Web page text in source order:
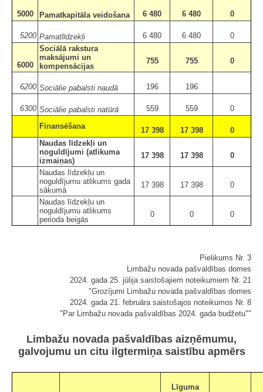
5000 Pamatkapitāla veidošana 6 480 6 480 0
5200 Pamatlīdzekļi 6 480 6 480 0
6000
Sociālā rakstura
maksājumi un
kompensācijas
755 755 0
6200 Sociālie pabalsti naudā 196 196
6300 Sociālie pabalsti natūrā 559 559
0
Finansēšana
17 398 17 398
0
Naudas līdzekļi un
noguldījumi (atlikuma
izmaiņas)
17 398 17 398
0
Naudas līdzekļu un
noguldījumu atlikums gada
sākumā
17 398 17 398
0
Naudas līdzekļu un
noguldījumu atlikums
perioda beigās
0 0 0
Pielikums Nr. 3
Limbažu novada pašvaldības domes
2024. gada 25. jūlija saistošajiem noteikumiem Nr. 21
"Grozījumi Limbažu novada pašvaldības domes
2024. gada 21. februāra saistošajos noteikumos Nr. 8
"Par Limbažu novada pašvaldības 2024. gada budžetu""
Limbažu novada pašvaldības aizņēmumu,
galvojumu un citu ilgtermiņa saistību apmērs
Līguma